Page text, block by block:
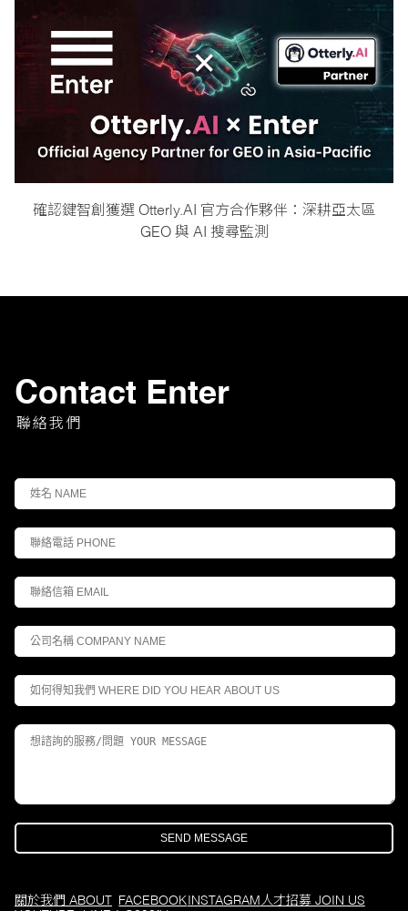
確認鍵智創獲選 Otterly.AI 官方合作夥伴：深耕亞太區
GEO 與 AI 搜尋監測
Contact Enter
聯絡我們
關於我們 ABOUT FACEBOOK INSTAGRAM 人才招募 JOIN US